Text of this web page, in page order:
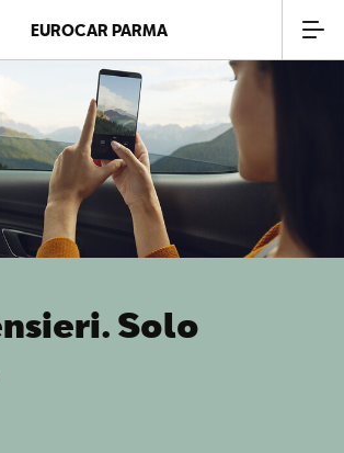
EUROCAR PARMA
Solo